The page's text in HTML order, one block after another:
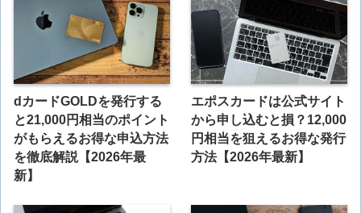
dカードGOLDを発行する
と21,000円相当のポイント
がもらえるお得な申込方法
を徹底解説【2026年最
新】
エポスカードは公式サイト
から申し込むと損？12,000
円相当を狙えるお得な発行
方法【2026年最新】